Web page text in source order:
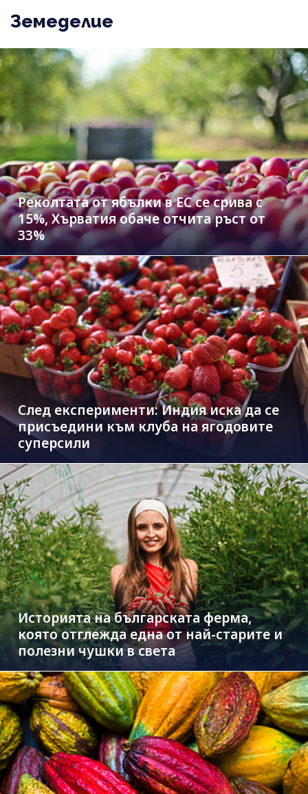
Земеделие
Реколтата от ябълки в ЕС се срива с
15%, Хърватия обаче отчита ръст от
33%
След експерименти: Индия иска да се
присъедини към клубa на ягодовите
суперсили
Историята на българската ферма,
която отглежда една от най-старите и
полезни чушки в света